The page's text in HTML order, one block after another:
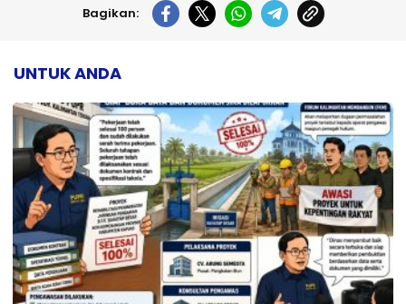
Bagikan:
UNTUK ANDA